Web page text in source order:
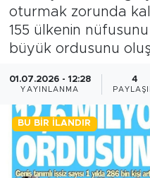
oturmak zorunda
155 ülkenin
büyük ordusunu
01.07.2026 - 12:28
YAYINLANMA
4
BU BIR İLANDIR
GÜNCEL
RÖPÖRTAJ
ANALİZ
Son Dakika